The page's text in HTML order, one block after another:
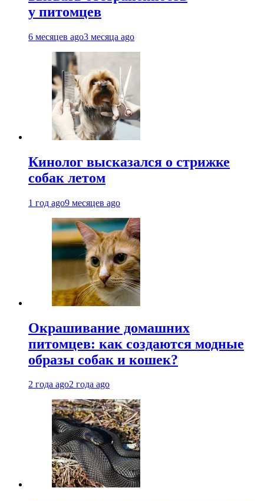
у питомцев
6 месяцев ago3 месяца ago
Кинолог высказался о стрижке
собак летом
1 год ago9 месяцев ago
Окрашивание домашних
питомцев: как создаются модные
образы собак и кошек?
2 года ago2 года ago